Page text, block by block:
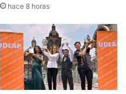
hace 8 horas